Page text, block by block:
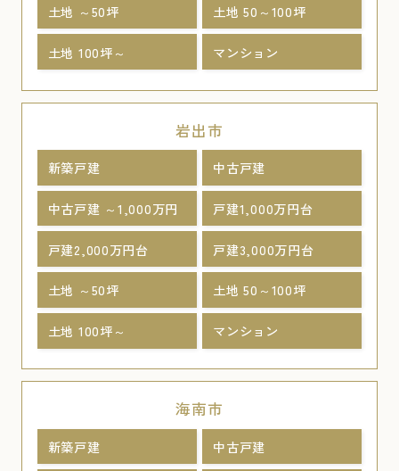
土地 ～50坪 土地 50～100坪
土地 100坪～ マンション
岩出市
新築戸建 中古戸建
中古戸建 ～1,000万円 戸建1,000万円台
戸建2,000万円台 戸建3,000万円台
土地 ～50坪 土地 50～100坪
土地 100坪～ マンション
海南市
新築戸建 中古戸建